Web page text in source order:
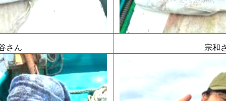
さん 宗和